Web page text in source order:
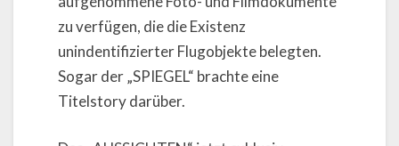
zu verfügen, die die Existenz
unindentifizierter Flugobjekte belegten.
Sogar der „SPIEGEL“ brachte eine
Titelstory darüber.